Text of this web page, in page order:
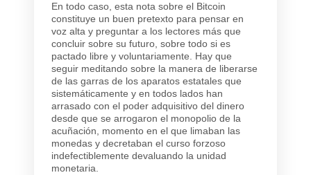
En todo caso, esta nota sobre el Bitcoin
constituye un buen pretexto para pensar en
voz alta y preguntar a los lectores más que
concluir sobre su futuro, sobre todo si es
pactado libre y voluntariamente. Hay que
seguir meditando sobre la manera de liberarse
de las garras de los aparatos estatales que
sistemáticamente y en todos lados han
arrasado con el poder adquisitivo del dinero
desde que se arrogaron el monopolio de la
acuñación, momento en el que limaban las
monedas y decretaban el curso forzoso
indefectiblemente devaluando la unidad
monetaria.